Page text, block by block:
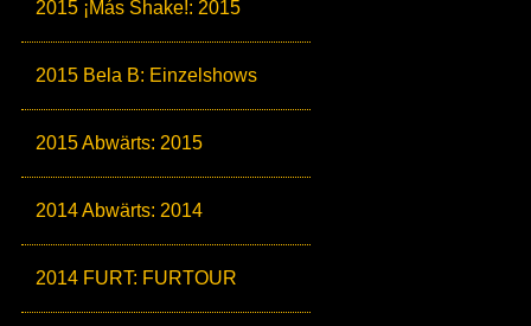
2015 ¡Más Shake!: 2015
2015 Bela B: Einzelshows
2015 Abwärts: 2015
2014 Abwärts: 2014
2014 FURT: FURTOUR